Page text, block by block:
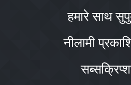
हमारे साथ
नीलामी